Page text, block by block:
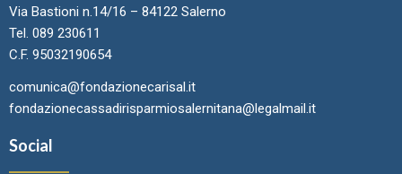
Via Bastioni n.14/16 – 84122 Salerno
Tel. 089 230611
C.F. 95032190654
comunica@fondazionecarisal.it
fondazionecassadirisparmiosalernitana@legalmail.it
Social